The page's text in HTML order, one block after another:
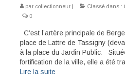
par collectionneur | Classé dans :
0
C’est l’artère principale de
place de Lattre de Tassigny
à la place du Jardin Public.
fortification de la ville, elle a été
Lire la suite­­